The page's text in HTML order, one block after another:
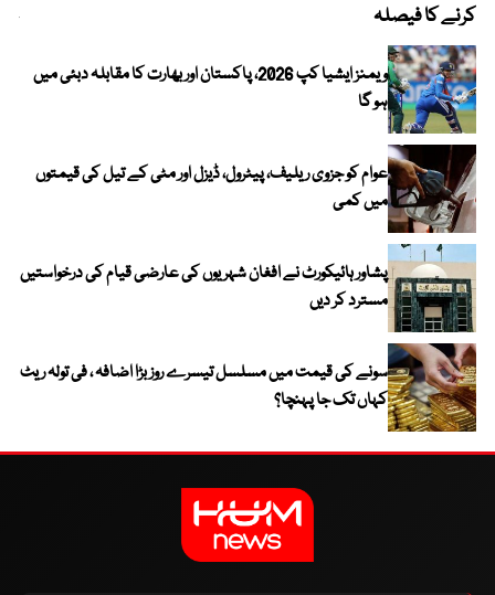
کرنے کا فیصلہ
ویمنز ایشیا کپ 2026، پاکستان اور بھارت کا مقابلہ دبئی میں
ہو گا
عوام کو جزوی ریلیف، پیٹرول، ڈیزل اور مٹی کے تیل کی قیمتوں
میں کمی
پشاور ہائیکورٹ نے افغان شہریوں کی عارضی قیام کی درخواستیں
مسترد کر دیں
سونے کی قیمت میں مسلسل تیسرے روز بڑا اضافہ ، فی تولہ ریٹ
کہاں تک جا پہنچا؟